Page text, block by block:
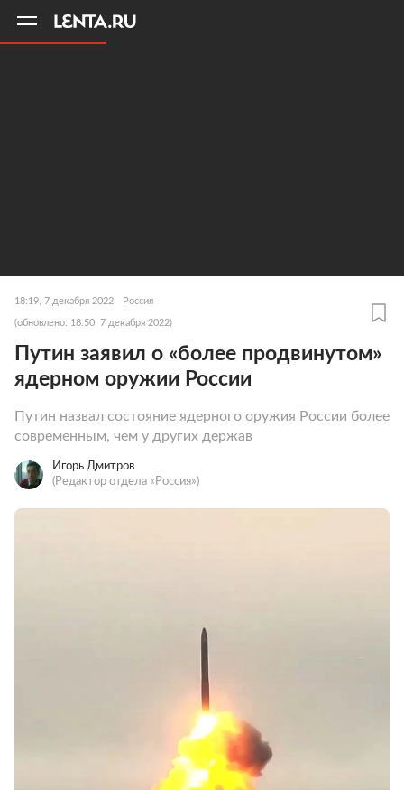
18:19, 7 декабря 2022 Россия
(обновлено: 18:50, 7 декабря 2022)
Путин заявил о «более продвинутом»
ядерном оружии России
Путин назвал состояние ядерного оружия России более
современным, чем у других держав
Игорь Дмитров
(Редактор отдела «Россия»)